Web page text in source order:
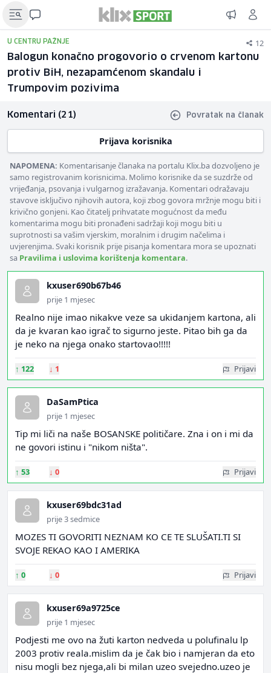
U CENTRU PAŽNJE 12
Balogun konačno progovorio o crvenom kartonu
protiv BiH, nezapamćenom skandalu i
Trumpovim pozivima
Komentari (21) Povratak na članak
Prijava korisnika
NAPOMENA: Komentarisanje članaka na portalu Klix.ba dozvoljeno je
samo registrovanim korisnicima. Molimo korisnike da se suzdrže od
vrijeđanja, psovanja i vulgarnog izražavanja. Komentari odražavaju
stavove isključivo njihovih autora, koji zbog govora mržnje mogu biti i
krivično gonjeni. Kao čitatelj prihvatate mogućnost da među
komentarima mogu biti pronađeni sadržaji koji mogu biti u
suprotnosti sa vašim vjerskim, moralnim i drugim načelima i
uvjerenjima. Svaki korisnik prije pisanja komentara mora se upoznati
sa Pravilima i uslovima korištenja komentara.
kxuser690b67b46
prije 1 mjesec
Realno nije imao nikakve veze sa ukidanjem kartona, ali
da je kvaran kao igrač to sigurno jeste. Pitao bih ga da
je neko na njega onako startovao!!!!!
↑ 122 ↓ 1 Prijavi
DaSamPtica
prije 1 mjesec
Tip mi liči na naše BOSANSKE političare. Zna i on i mi da
ne govori istinu i "nikom ništa".
↑ 53 ↓ 0 Prijavi
kxuser69bdc31ad
prije 3 sedmice
MOZES TI GOVORITI NEZNAM KO CE TE SLUŠATI.TI SI
SVOJE REKAO KAO I AMERIKA
↑ 0 ↓ 0 Prijavi
kxuser69a9725ce
prije 1 mjesec
Podjesti me ovo na žuti karton nedveda u polufinalu lp
2003 protiv reala.mislim da je čak bio i namjeran da eto
nisu mogli bez njega,ali bi milan uzeo svejedno.uzeo je